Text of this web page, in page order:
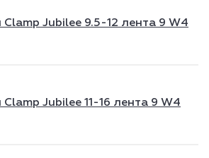
Jubilee 9.5-12 лента 9 W4
Jubilee 11-16 лента 9 W4